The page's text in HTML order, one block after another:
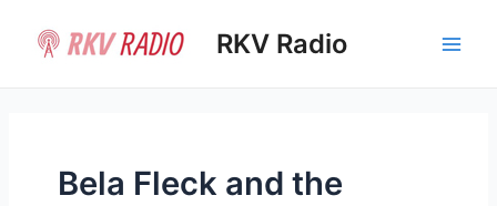
contenido
RKV Radio
Bela Fleck and the